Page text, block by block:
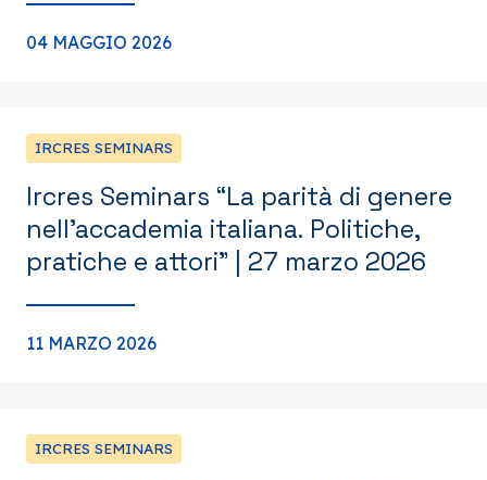
04 MAGGIO 2026
IRCRES SEMINARS
Ircres Seminars “La parità di genere
nell’accademia italiana. Politiche,
pratiche e attori” | 27 marzo 2026
11 MARZO 2026
IRCRES SEMINARS